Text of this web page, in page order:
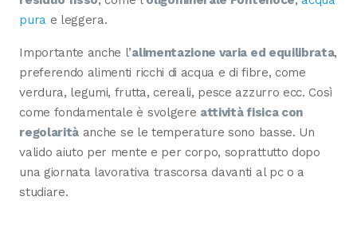
pura e leggera.
Importante anche l’alimentazione varia ed equilibrata,
preferendo alimenti ricchi di acqua e di fibre, come
verdura, legumi, frutta, cereali, pesce azzurro ecc. Così
come fondamentale è svolgere attività fisica con
regolarità anche se le temperature sono basse. Un
valido aiuto per mente e per corpo, soprattutto dopo
una giornata lavorativa trascorsa davanti al pc o a
studiare.